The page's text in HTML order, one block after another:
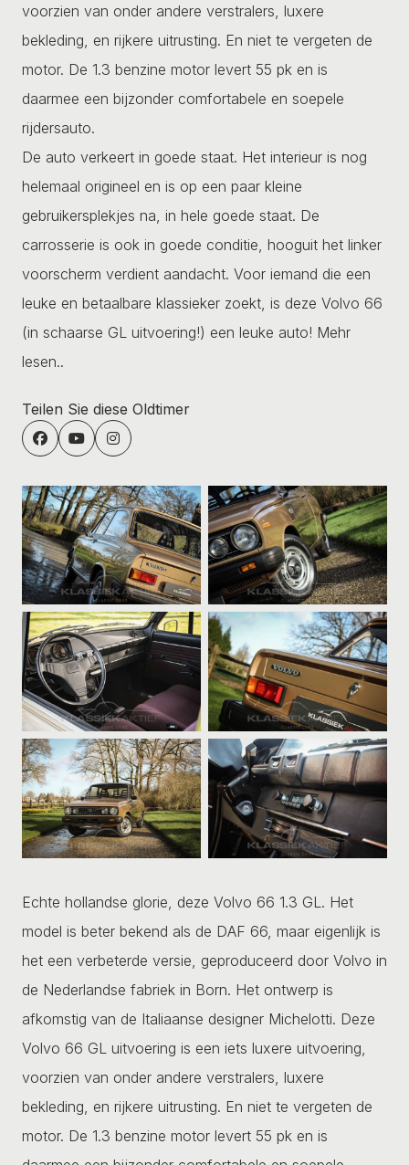
voorzien van onder andere verstralers, luxere
bekleding, en rijkere uitrusting. En niet te vergeten de
motor. De 1.3 benzine motor levert 55 pk en is
daarmee een bijzonder comfortabele en soepele
rijdersauto.
De auto verkeert in goede staat. Het interieur is nog
helemaal origineel en is op een paar kleine
gebruikersplekjes na, in hele goede staat. De
carrosserie is ook in goede conditie, hooguit het linker
voorscherm verdient aandacht. Voor iemand die een
leuke en betaalbare klassieker zoekt, is deze Volvo 66
(in schaarse GL uitvoering!) een leuke auto! Mehr
lesen..
Teilen Sie diese Oldtimer
Echte hollandse glorie, deze Volvo 66 1.3 GL. Het
model is beter bekend als de DAF 66, maar eigenlijk is
het een verbeterde versie, geproduceerd door Volvo in
de Nederlandse fabriek in Born. Het ontwerp is
afkomstig van de Italiaanse designer Michelotti. Deze
Volvo 66 GL uitvoering is een iets luxere uitvoering,
voorzien van onder andere verstralers, luxere
bekleding, en rijkere uitrusting. En niet te vergeten de
motor. De 1.3 benzine motor levert 55 pk en is